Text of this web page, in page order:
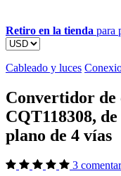
Retiro en la tienda para
Cableado y luces
Convertidor de
CQT118308,
plano de 4 vías
3